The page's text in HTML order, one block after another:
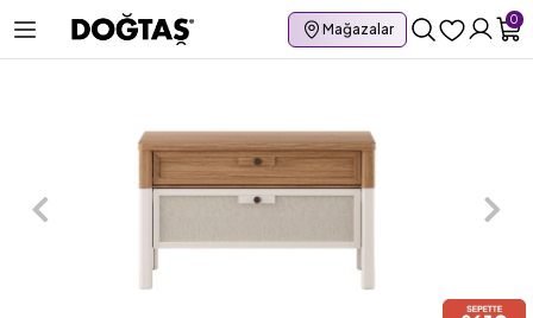
Mağazalar
0